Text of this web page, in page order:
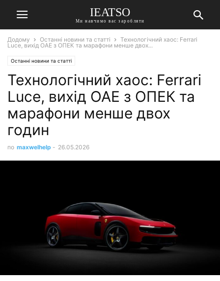
IEATSO
Ми навчимо вас заробляти
Додому Останні новини та статті
Технологічний хаос: Ferrari
Luce, вихід ОАЕ з ОПЕК та марафони менше двох...
Останні новини та статті
Технологічний хаос: Ferrari
Luce, вихід ОАЕ з ОПЕК та
марафони менше двох
годин
по maxwelhelp - 26.05.2026